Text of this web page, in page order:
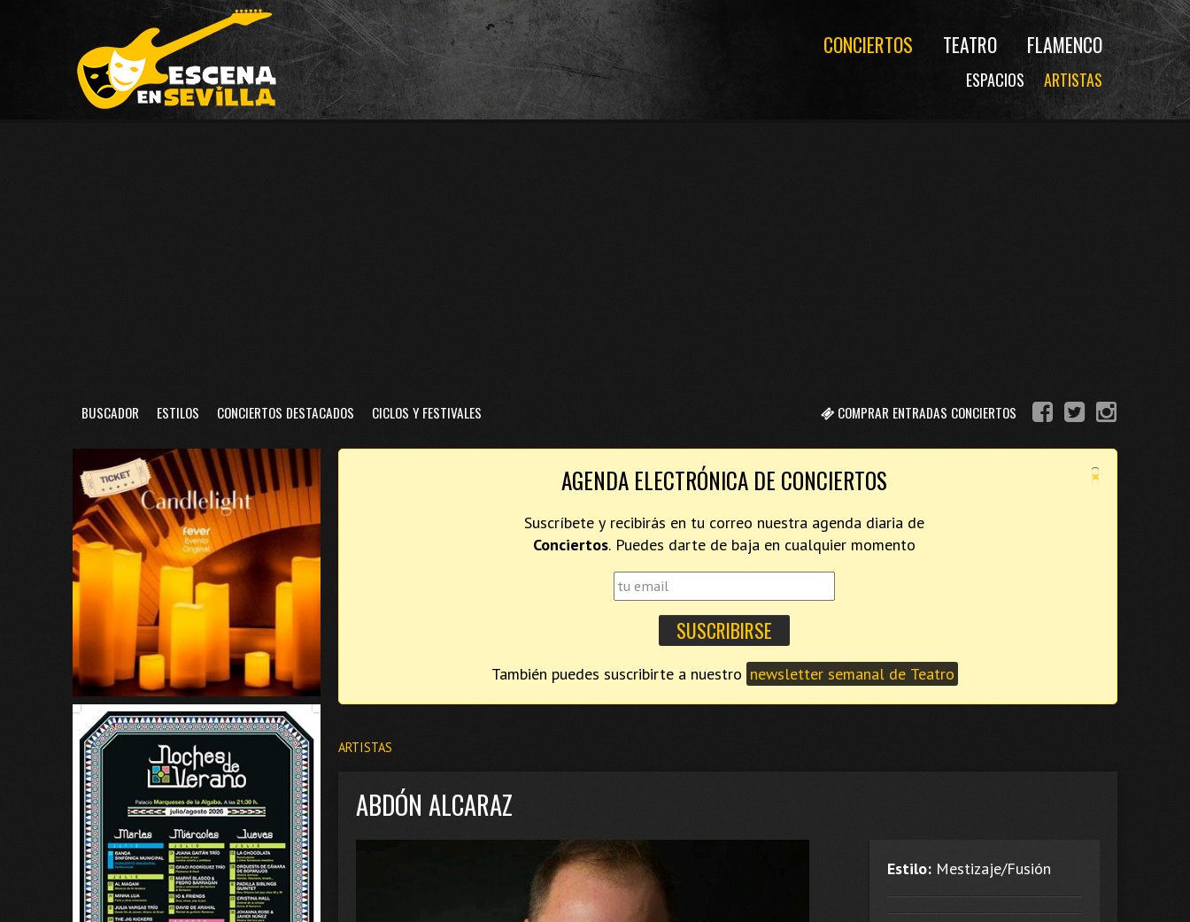
CONCIERTOS TEATRO FLAMENCO
ESPACIOS ARTISTAS
COMPRAR ENTRADAS CONCIERTOS
BUSCADOR ESTILOS CONCIERTOS DESTACADOS CICLOS Y FESTIVALES
×
AGENDA ELECTRÓNICA DE CONCIERTOS
Suscríbete y recibirás en tu correo nuestra agenda diaria de
Conciertos. Puedes darte de baja en cualquier momento
También puedes suscribirte a nuestro newsletter semanal de Teatro
ARTISTAS
ABDÓN ALCARAZ
Estilo: Mestizaje/Fusión